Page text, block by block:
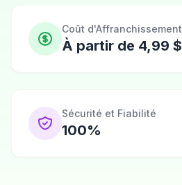
Coût d'Affranchissement
À partir de 4,99 $
Sécurité et Fiabilité
100%